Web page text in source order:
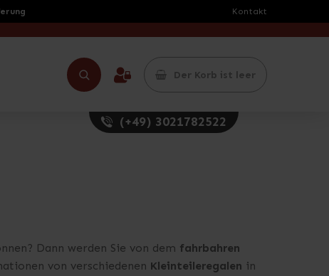
Kontakt
Der Korb ist leer
(+49) 3021782522
Dann werden Sie von dem fahrbahren
von verschiedenen Kleinteileregalen in